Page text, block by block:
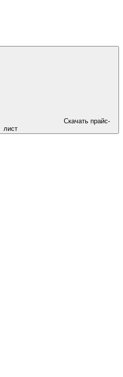
Скачать прайс-
лист